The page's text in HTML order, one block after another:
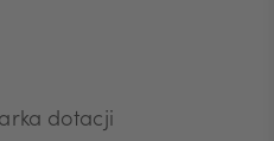
dotacji